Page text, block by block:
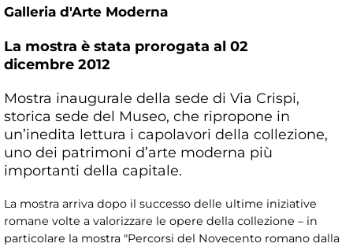
Galleria d'Arte Moderna
La mostra è stata prorogata al 02
dicembre 2012
Mostra inaugurale della sede di Via Crispi,
storica sede del Museo, che ripropone in
un’inedita lettura i capolavori della collezione,
uno dei patrimoni d’arte moderna più
importanti della capitale.
La mostra arriva dopo il successo delle ultime iniziative
romane volte a valorizzare le opere della collezione – in
particolare la mostra "Percorsi del Novecento romano dalla